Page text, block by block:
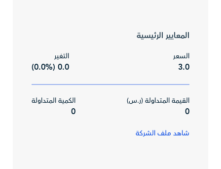
المعايير الرئيسية
السعر
3.0
التغير
0.0 (0.0%)
القيمة المتداولة (ر.س)
0
الكمية المتداولة
0
شاهد ملف الشركة